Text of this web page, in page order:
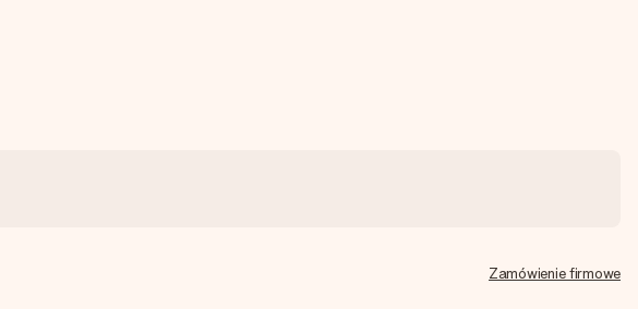
Zamówienie firmowe